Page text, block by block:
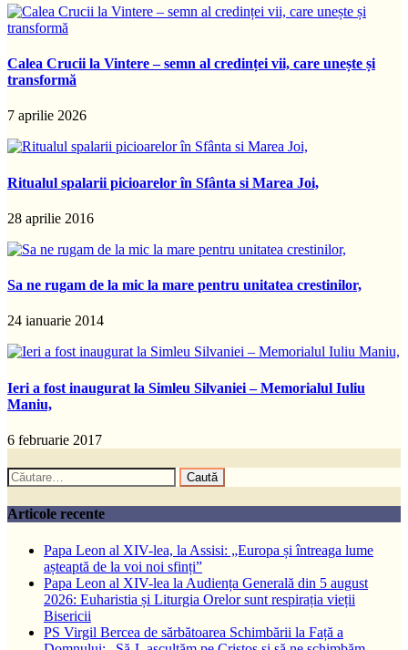
Calea Crucii la Vintere – semn al credinței vii, care unește și
transformă
7 aprilie 2026
Ritualul spalarii picioarelor în Sfânta si Marea Joi,
28 aprilie 2016
Sa ne rugam de la mic la mare pentru unitatea crestinilor,
24 ianuarie 2014
Ieri a fost inaugurat la Simleu Silvaniei – Memorialul Iuliu
Maniu,
6 februarie 2017
Caută
după:
Articole recente
Papa Leon al XIV-lea, la Assisi: „Europa și întreaga lume
așteaptă de la voi noi sfinți”
Papa Leon al XIV-lea la Audiența Generală din 5 august
2026: Euharistia și Liturgia Orelor sunt respirația vieții
Bisericii
PS Virgil Bercea de sărbătoarea Schimbării la Față a